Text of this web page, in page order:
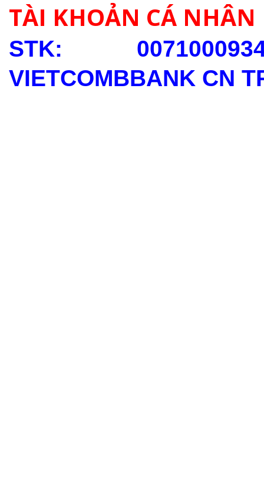
TÀI KHOẢN CÁ NHÂN
STK:
VIETCOMBBANK CN